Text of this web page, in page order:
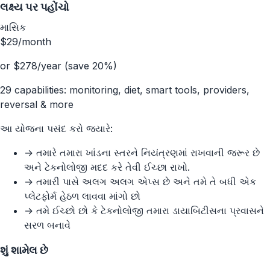
લક્ષ્ય પર પહોંચો
માસિક
$29/month
or $278/year (save 20%)
29 capabilities: monitoring, diet, smart tools, providers,
reversal & more
આ યોજના પસંદ કરો જ્યારે:
→ તમારે તમારા ખાંડના સ્તરને નિયંત્રણમાં રાખવાની જરૂર છે
અને ટેકનોલોજી મદદ કરે તેવી ઈચ્છા રાખો.
→ તમારી પાસે અલગ અલગ એપ્સ છે અને તમે તે બધી એક
પ્લેટફોર્મ હેઠળ લાવવા માંગો છો
→ તમે ઈચ્છો છો કે ટેકનોલોજી તમારા ડાયાબિટીસના પ્રવાસને
સરળ બનાવે
શું શામેલ છે